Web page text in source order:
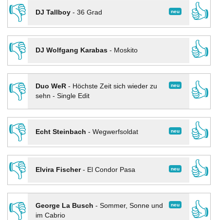
👎
neu
DJ Tallboy- 36 Grad
👍
👎
DJ Wolfgang Karabas- Moskito
👍
👎
neu
Duo WeR- Höchste Zeit sich wieder zu
sehn - Single Edit
👍
👎
neu
Echt Steinbach - Wegwerfsoldat
👍
👎
neu
Elvira Fischer- El Condor Pasa
👍
👎
neu
George La Busch - Sommer, Sonne und
im Cabrio
👍